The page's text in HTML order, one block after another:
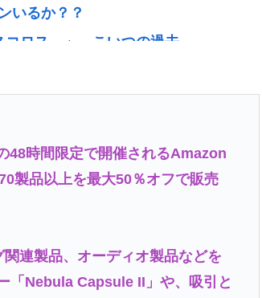
いるか？？
コロス…」←こいつの過去
いた‥‥
じて下さい」 ←何でこの主張が通らな
師「キャー地震よー！」(;ﾟんﾟ)
公務員が海外で遊ぶためにあ
がされて藍蘭島」「咲」「らき☆す
48時間限定で開催されるAmazon
製品以上を最大50％オフで販売
連製品、オーディオ製品などを
「Nebula Capsule II」や、吸引と